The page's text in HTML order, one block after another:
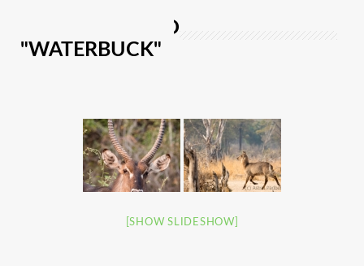
IMAGES TAGGED
"WATERBUCK"
[SHOW SLIDESHOW]